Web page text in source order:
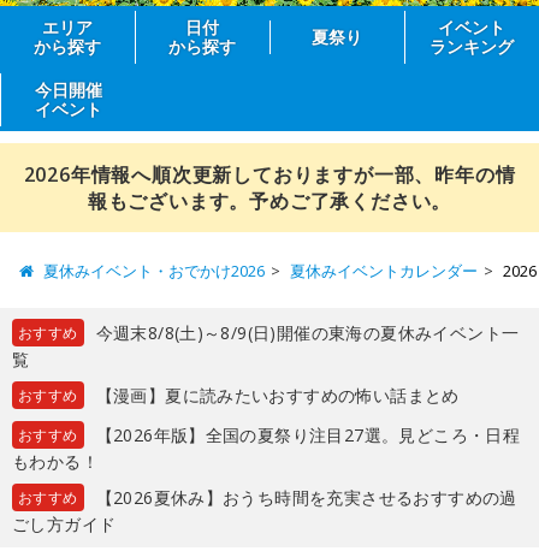
エリア
から探す
日付
から探す
夏祭り
イベント
ランキング
今日開催
イベント
2026年情報へ順次更新しておりますが一部、昨年の情
報もございます。予めご了承ください。
夏休みイベント・おでかけ2026 夏休みイベントカレンダー
おすすめ
今週末8/8(土)～8/9(日)開催の東海の夏休みイベント一
覧
おすすめ 【漫画】夏に読みたいおすすめの怖い話まとめ
おすすめ
【2026年版】全国の夏祭り注目27選。見どころ・日程
もわかる！
おすすめ
【2026夏休み】おうち時間を充実させるおすすめの過
ごし方ガイド